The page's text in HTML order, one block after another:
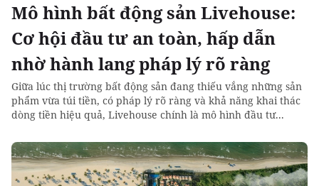
Mô hình bất động sản Livehouse:
Cơ hội đầu tư an toàn, hấp dẫn
nhờ hành lang pháp lý rõ ràng
Giữa lúc thị trường bất động sản đang thiếu vắng những sản
phẩm vừa túi tiền, có pháp lý rõ ràng và khả năng khai thác
dòng tiền hiệu quả, Livehouse chính là mô hình đầu tư...